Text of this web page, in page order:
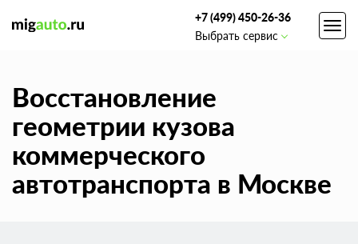
+7 (499) 450-26-36
Выбрать сервис
Восстановление
геометрии кузова
коммерческого
автотранспорта в Москве